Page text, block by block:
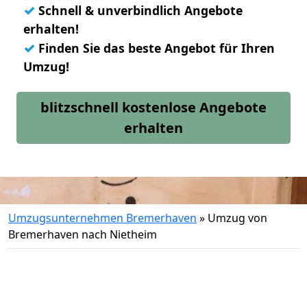
✓ Schnell & unverbindlich Angebote
erhalten!
✓ Finden Sie das beste Angebot für Ihren
Umzug!
blitzschnell kostenlose Angebote
erhalten
Umzugsunternehmen Bremerhaven » Umzug von
Bremerhaven nach Nietheim